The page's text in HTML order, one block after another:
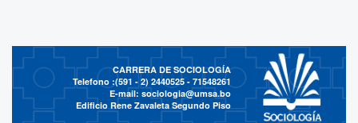
CARRERA DE SOCIOLOGÍA
Telefono :(591 - 2) 2440525 - 71548261
E-mail: sociologia@umsa.bo
Edificio Rene Zavaleta Segundo Piso